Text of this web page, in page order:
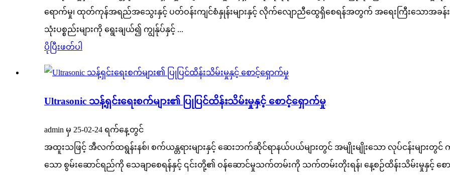
ရောက်မှု၊ ထုတ်ကုန်အရည်အသွေးနှင့် ပတ်ဝန်းကျင်စံနှုန်းများနှင့် လိုက်လျောညီထွေရှိစေရန်အတွက် အရေးကြီးသောအခန်း
သုံးပစ္စည်းများကို ရွေးချယ်၍ ကျွန်ုပ်နှင့် ...
ပိုပြီးဖတ်ပါ
Ultrasonic သန့်ရှင်းရေးစက်များ၏ ပြုပြင်ထိန်းသိမ်းမှုနှင့် စောင့်ရှောက်မှု
admin မှ 25-02-24 ရက်နေ့တွင်
အထူးသဖြင့် အီလက်ထရွန်းနစ်၊ စက်ယန္တရားများနှင့် ဆေးဘက်ဆိုင်ရာနယ်ပယ်များတွင် အမျိုးမျိုးသော လုပ်ငန်းများ
သော စွမ်းဆောင်ရည်ကို သေချာစေရန်နှင့် ၎င်းတို့၏ ဝန်ဆောင်မှုသက်တမ်းကို သက်တမ်းတိုးရန်၊ နေ့စဉ်ထိန်းသိမ်းမှုနှင့် စောင့်